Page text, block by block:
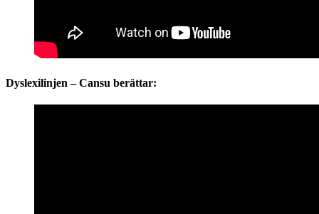
Dyslexilinjen – Cansu berättar: